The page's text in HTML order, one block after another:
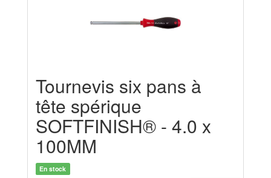
Tournevis six pans à
tête spérique
SOFTFINISH® - 4.0 x
100MM
En stock